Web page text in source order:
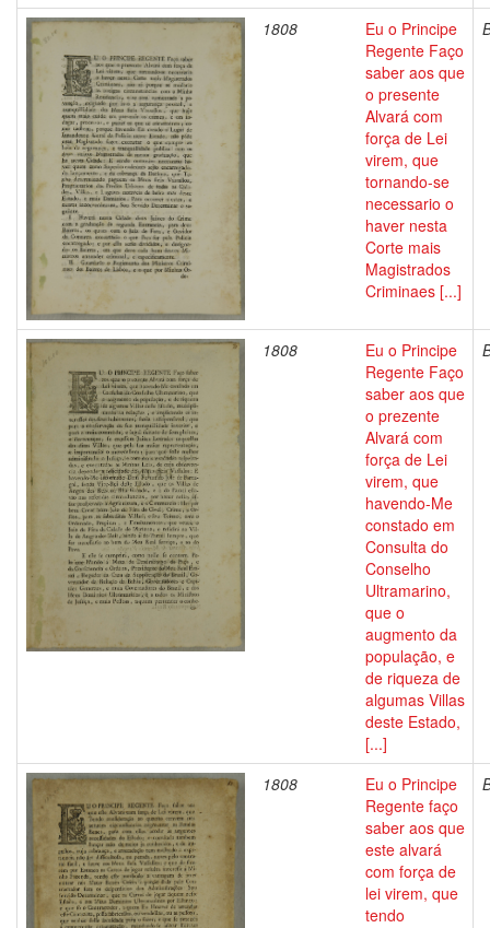
1808
Eu o Principe
Regente Faço
saber aos que
o presente
Alvará com
força de Lei
virem, que
tornando-se
necessario o
haver nesta
Corte mais
Magistrados
Criminaes [...]
1808
Eu o Principe
Regente Faço
saber aos que
o prezente
Alvará com
força de Lei
virem, que
havendo-Me
constado em
Consulta do
Conselho
Ultramarino,
que o
augmento da
população, e
de riqueza de
algumas Villas
deste Estado,
[...]
1808
Eu o Principe
Regente faço
saber aos que
este alvará
com força de
lei virem, que
tendo